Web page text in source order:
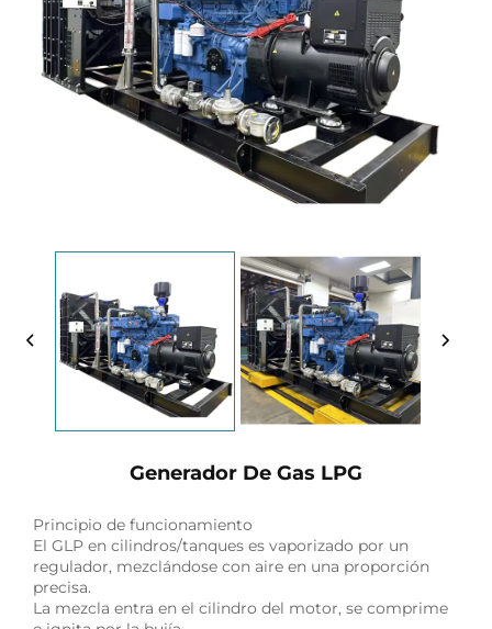
Generador De Gas LPG
Principio de funcionamiento
El GLP en cilindros/tanques es vaporizado por un
regulador, mezclándose con aire en una proporción
precisa.
La mezcla entra en el cilindro del motor, se comprime